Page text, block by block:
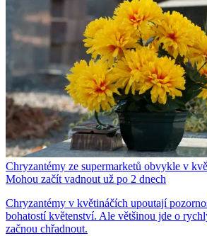
Chryzantémy ze supermarketů obvykle v
Mohou začít vadnout už po 2 dnech
Chryzantémy v květináčích upoutají
bohatostí květenství. Ale většinou jde o
začnou chřadnout.